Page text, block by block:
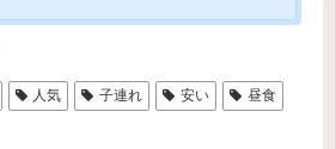
人気 子連れ 安い
昼食